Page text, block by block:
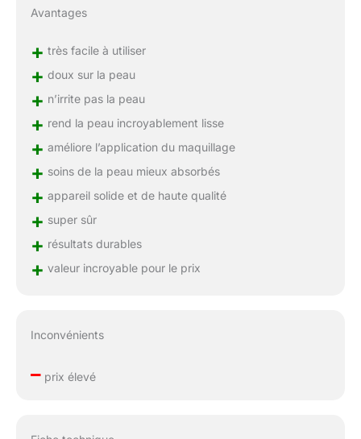
Avantages
+ très facile à utiliser
+ doux sur la peau
+ n’irrite pas la peau
+ rend la peau incroyablement lisse
+ améliore l’application du maquillage
+ soins de la peau mieux absorbés
+ appareil solide et de haute qualité
+ super sûr
+ résultats durables
+ valeur incroyable pour le prix
Inconvénients
–prix élevé